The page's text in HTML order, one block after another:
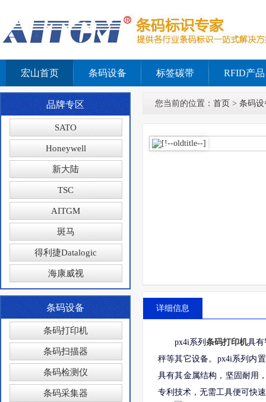
宏山首页 条码设备 标签碳带 RFID产品
品牌专区
SATO
Honeywell
新大陆
TSC
AITGM
斑马
得利捷Datalogic
海康威视
条码设备
条码打印机
条码扫描器
条码检测仪
条码采集器
您当前的位置： 首页 > 条码设
详细信息
px4i系列 条码打印机具有
秤等其它设备。px4i系列内
具有其金属结构，坚固耐用
专利技术，无需工具便可快